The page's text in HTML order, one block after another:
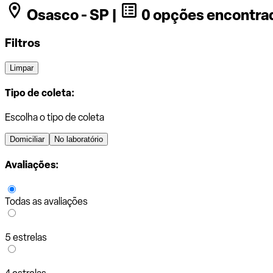
Osasco - SP | 0 opções
Filtros
Limpar
Tipo de coleta:
Escolha o tipo de coleta
Domiciliar No laboratório
Avaliações:
Todas as avaliações
5 estrelas